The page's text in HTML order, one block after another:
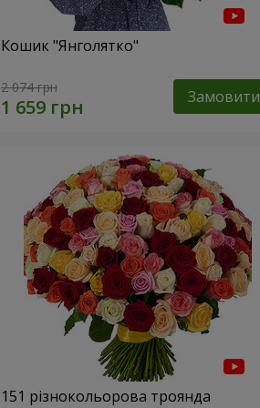
Кошик "Янголятко"
2 074 грн Замовити
151 різнокольорова троянда